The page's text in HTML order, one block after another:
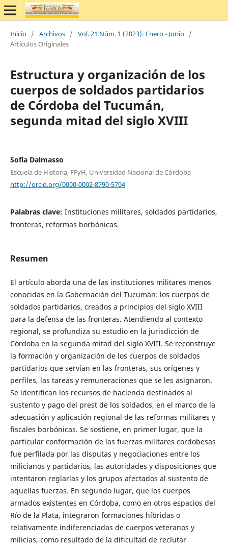
Inicio / Archivos / Vol. 21 Núm. 1 (2023): Enero - Junio /
Artículos Originales
Estructura y organización de los
cuerpos de soldados partidarios
de Córdoba del Tucumán,
segunda mitad del siglo XVIII
Sofía Dalmasso
Escuela de Historia, FFyH, Universidad Nacional de Córdoba
http://orcid.org/0000-0002-8790-5704
Palabras clave: Instituciones militares, soldados partidarios,
fronteras, reformas borbónicas.
Resumen
El artículo aborda una de las instituciones militares menos
conocidas en la Gobernación del Tucumán: los cuerpos de
soldados partidarios, creados a principios del siglo XVIII
para la defensa de las fronteras. Atendiendo al contexto
regional, se profundiza su estudio en la jurisdicción de
Córdoba en la segunda mitad del siglo XVIII. Se reconstruye
la formación y organización de los cuerpos de soldados
partidarios que servían en las fronteras, sus orígenes y
perfiles, las tareas y remuneraciones que se les asignaron.
Se identifican los recursos de hacienda destinados al
sustento y pago del prest de los soldados, en el marco de la
adecuación y aplicación regional de las reformas militares y
fiscales borbónicas. Se sostiene, en primer lugar, que la
particular conformación de las fuerzas militares cordobesas
fue perfilada por las disputas y negociaciones entre los
milicianos y partidarios, las autoridades y disposiciones que
intentaron reglarlas y los grupos afectados al sustento de
aquellas fuerzas. En segundo lugar, que los cuerpos
armados existentes en Córdoba, como en otros espacios del
Río de la Plata, integraron formaciones híbridas o
relativamente indiferenciadas de cuerpos veteranos y
milicias, como resultado de la dificultad de reclutar